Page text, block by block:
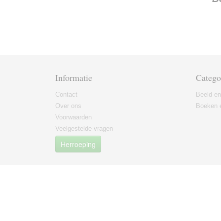
Informatie
Contact
Over ons
Voorwaarden
Veelgestelde vragen
Herroeping
Beeld
Boeken